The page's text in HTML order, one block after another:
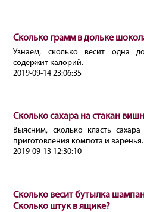
Сколько грамм в дольке
Узнаем, сколько весит одна
содержит калорий.
2019-09-14 23:06:35
Сколько сахара на стакан
Выясним, сколько класть
приготовления компота и варенья.
2019-09-13 12:30:10
Сколько весит бутылка
Сколько штук в ящике?